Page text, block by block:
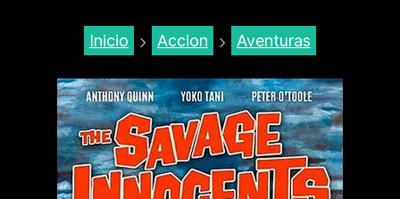
Inicio Accion Aventuras